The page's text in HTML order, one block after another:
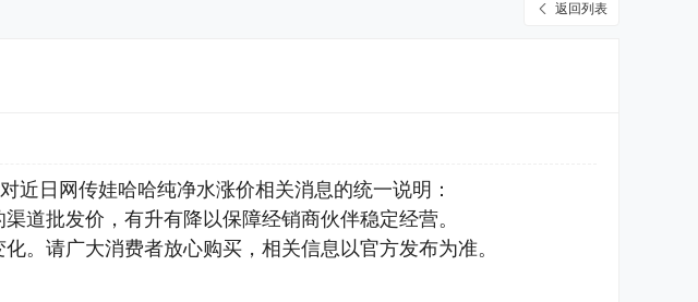
返回列表
近日网传娃哈哈纯净水涨价相关消息的统一说明：
道批发价，有升有降以保障经销商伙伴稳定经营。
。请广大消费者放心购买，相关信息以官方发布为准。